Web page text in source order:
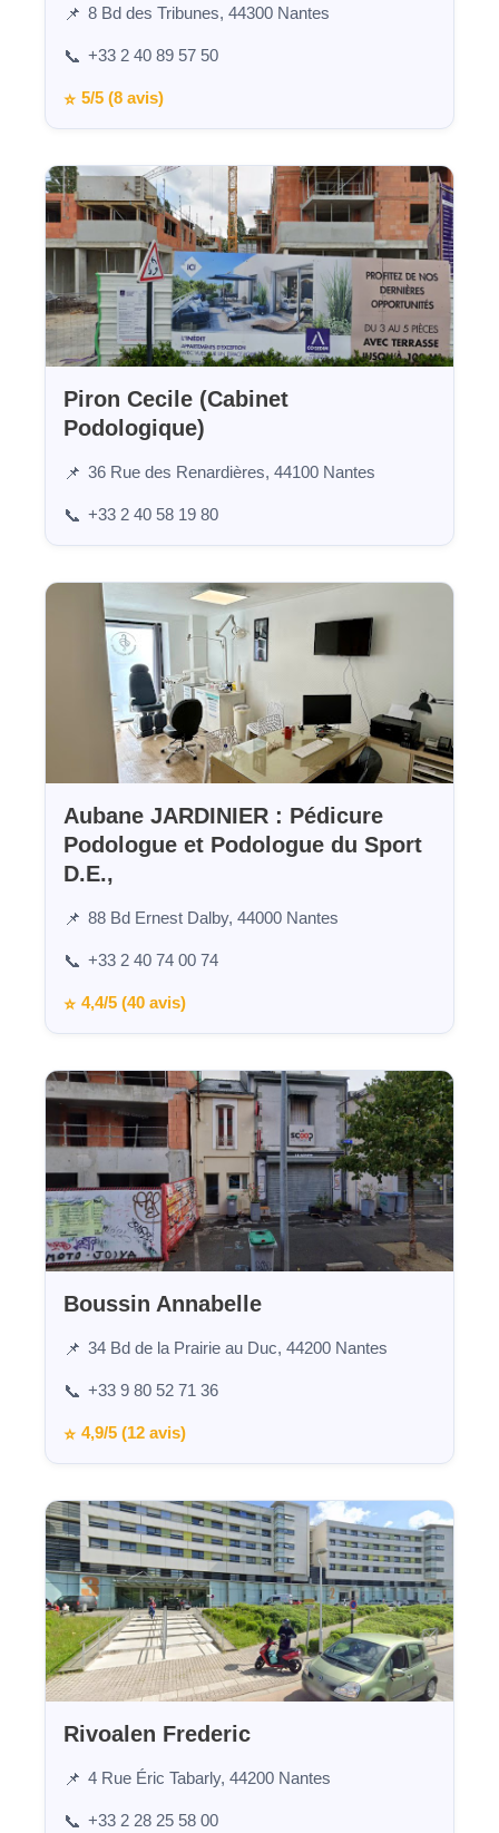
📌 8 Bd des Tribunes, 44300 Nantes
📞 +33 2 40 89 57 50
⭐ 5/5 (8 avis)
Piron Cecile (Cabinet
Podologique)
📌 36 Rue des Renardières, 44100 Nantes
📞 +33 2 40 58 19 80
Aubane JARDINIER : Pédicure
Podologue et Podologue du Sport
D.E.,
📌 88 Bd Ernest Dalby, 44000 Nantes
📞 +33 2 40 74 00 74
⭐ 4,4/5 (40 avis)
Boussin Annabelle
📌 34 Bd de la Prairie au Duc, 44200 Nantes
📞 +33 9 80 52 71 36
⭐ 4,9/5 (12 avis)
Rivoalen Frederic
📌 4 Rue Éric Tabarly, 44200 Nantes
📞 +33 2 28 25 58 00